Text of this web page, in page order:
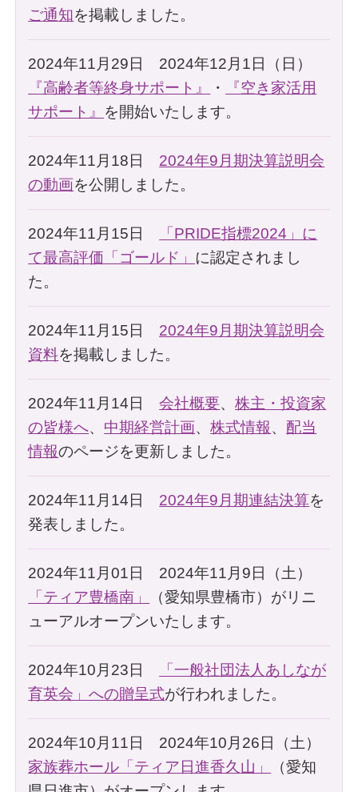
ご通知を掲載しました。
2024年11月29日 2024年12月1日（日）
『高齢者等終身サポート』
・
『空き家活用
サポート』 を開始いたします。
2024年11月18日 2024年9月期決算説明会
の動画を公開しました。
2024年11月15日
「PRIDE指標2024」に
て最高評価「ゴールド」 に認定されまし
た。
2024年11月15日 2024年9月期決算説明会
資料を掲載しました。
2024年11月14日会社概要、株主・投資家
の皆様へ、 中期経営計画、株式情報、 配当
情報のページを更新しました。
2024年11月14日 2024年9月期連結決算を
発表しました。
2024年11月01日 2024年11月9日（土）
「ティア豊橋南」
（愛知県豊橋市）がリニ
ューアルオープンいたします。
2024年10月23日
「一般社団法人あしなが
育英会」への贈呈式が行われました。
2024年10月11日 2024年10月26日（土）
家族葬ホール「ティア日進香久山」
（愛知